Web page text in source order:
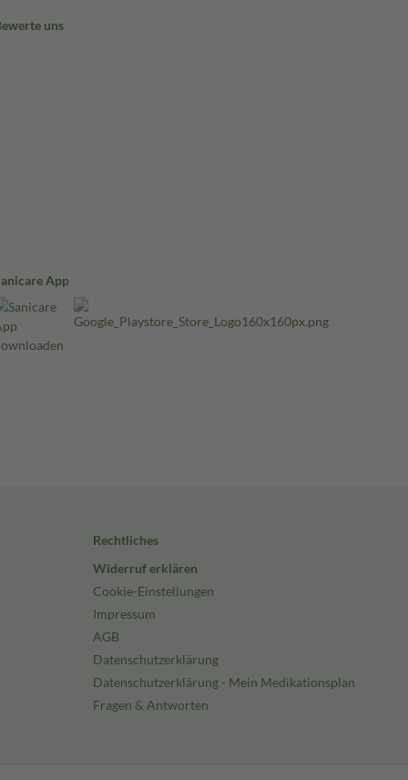
uns
App
Rechtliches
Widerruf erklären
Cookie-Einstellungen
Impressum
AGB
Datenschutzerklärung
Datenschutzerklärung - Mein Medikationsplan
Fragen & Antworten